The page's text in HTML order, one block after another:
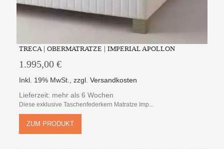
TRECA | OBERMATRATZE | IMPERIAL APOLLON
1.995,00 €
Inkl. 19% MwSt. ,zzgl.Versandkosten
Lieferzeit: mehr als 6 Wochen
Diese exklusive Taschenfederkern Matratze Imp...
ZUM PRODUKT